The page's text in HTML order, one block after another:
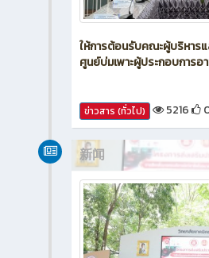
ให้การต้อนรับคณะผู้บริหาร
ศูนย์บ่มเพาะผู้ประกอบการอ
ข่าวสาร (ทั่วไป) 5216
新闻